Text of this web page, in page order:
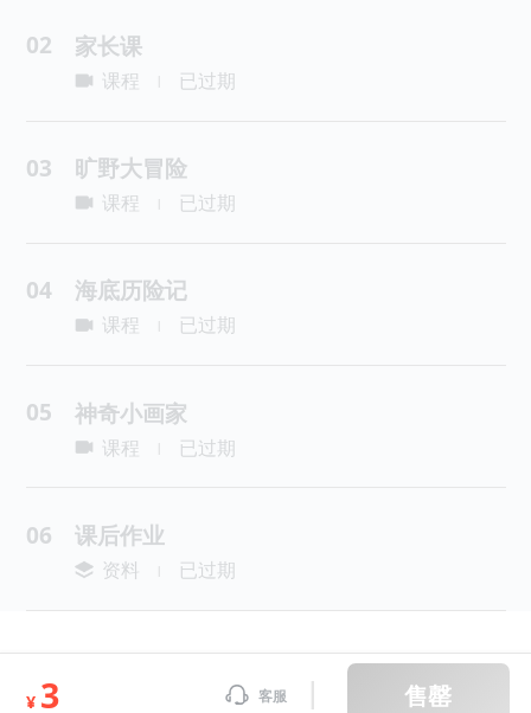
02 家长课
课程 已过期
03 旷野大冒险
课程 已过期
04 海底历险记
课程 已过期
05 神奇小画家
课程 已过期
06 课后作业
资料 已过期
¥ 3 客服 售罄